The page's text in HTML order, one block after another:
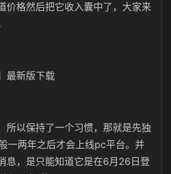
价格然后把它收入囊中了，大家来
最新版下载
所以保持了一个习惯，那就是先独
一两年之后才会上线pc平台。并
息，是只能知道它是在6月26日登